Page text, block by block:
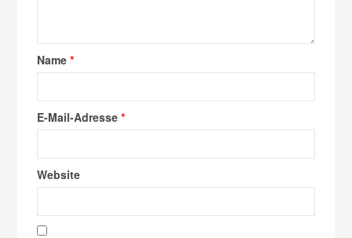
Name*
E-Mail-Adresse*
Website